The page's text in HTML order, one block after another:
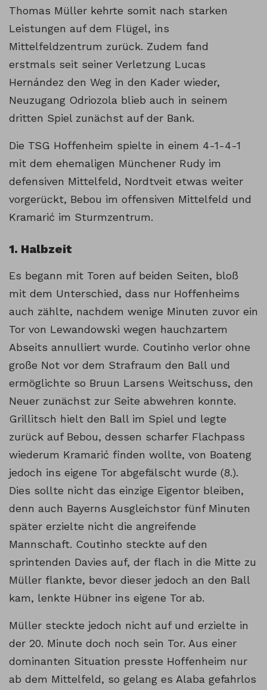
Thomas Müller kehrte somit nach starken
Leistungen auf dem Flügel, ins
Mittelfeldzentrum zurück. Zudem fand
erstmals seit seiner Verletzung Lucas
Hernández den Weg in den Kader wieder,
Neuzugang Odriozola blieb auch in seinem
dritten Spiel zunächst auf der Bank.
Die TSG Hoffenheim spielte in einem 4-1-4-1
mit dem ehemaligen Münchener Rudy im
defensiven Mittelfeld, Nordtveit etwas weiter
vorgerückt, Bebou im offensiven Mittelfeld und
Kramarić im Sturmzentrum.
1. Halbzeit
Es begann mit Toren auf beiden Seiten, bloß
mit dem Unterschied, dass nur Hoffenheims
auch zählte, nachdem wenige Minuten zuvor ein
Tor von Lewandowski wegen hauchzartem
Abseits annulliert wurde. Coutinho verlor ohne
große Not vor dem Strafraum den Ball und
ermöglichte so Bruun Larsens Weitschuss, den
Neuer zunächst zur Seite abwehren konnte.
Grillitsch hielt den Ball im Spiel und legte
zurück auf Bebou, dessen scharfer Flachpass
wiederum Kramarić finden wollte, von Boateng
jedoch ins eigene Tor abgefälscht wurde (8.).
Dies sollte nicht das einzige Eigentor bleiben,
denn auch Bayerns Ausgleichstor fünf Minuten
später erzielte nicht die angreifende
Mannschaft. Coutinho steckte auf den
sprintenden Davies auf, der flach in die Mitte zu
Müller flankte, bevor dieser jedoch an den Ball
kam, lenkte Hübner ins eigene Tor ab.
Müller steckte jedoch nicht auf und erzielte in
der 20. Minute doch noch sein Tor. Aus einer
dominanten Situation presste Hoffenheim nur
ab dem Mittelfeld, so gelang es Alaba gefahrlos